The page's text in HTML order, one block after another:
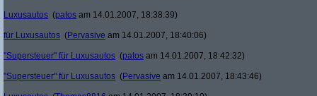
Luxusautos (patos am 14.01.2007, 18:38:39)
für Luxusautos (Pervasive am 14.01.2007, 18:40:06)
"Supersteuer" für Luxusautos (patos am 14.01.2007, 18:42:32)
"Supersteuer" für Luxusautos (Pervasive am 14.01.2007, 18:43:46)